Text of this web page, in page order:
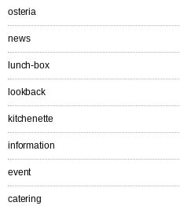
osteria
news
lunch-box
lookback
kitchenette
information
event
catering